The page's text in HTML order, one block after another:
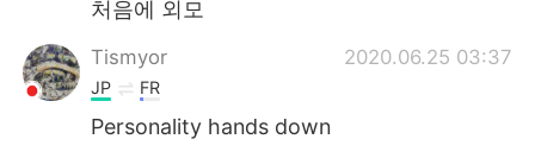
처음에 외모
Tismyor 2020.06.25 03:37
JP FR
Personality hands down